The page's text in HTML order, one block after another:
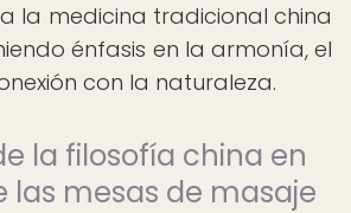
la medicina tradicional china
énfasis en la armonía, el
con la naturaleza.
la filosofía china en
las mesas de masaje